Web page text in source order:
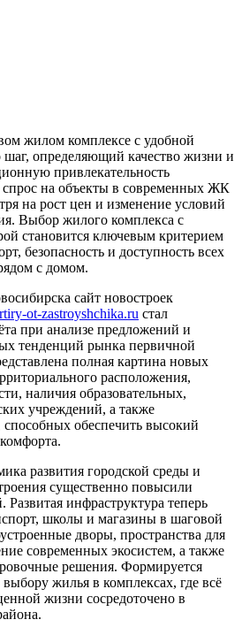
жилом комплексе с удобной
определяющий качество жизни и
привлекательность
на объекты в современных ЖК
на рост цен и изменение условий
Выбор жилого комплекса с
становится ключевым критерием
безопасность и доступность всех
с домом.
сайт новостроек
ot-zastroyshchika.ru стал
при анализе предложений и
тенденций рынка первичной
полная картина новых
расположения,
наличия образовательных,
учреждений, а также
способных обеспечить высокий
развития городской среды и
существенно повысили
Развитая инфраструктура теперь
школы и магазины в шаговой
дворы, пространства для
современных экосистем, а также
решения. Формируется
жилья в комплексах, где всё
жизни сосредоточено в